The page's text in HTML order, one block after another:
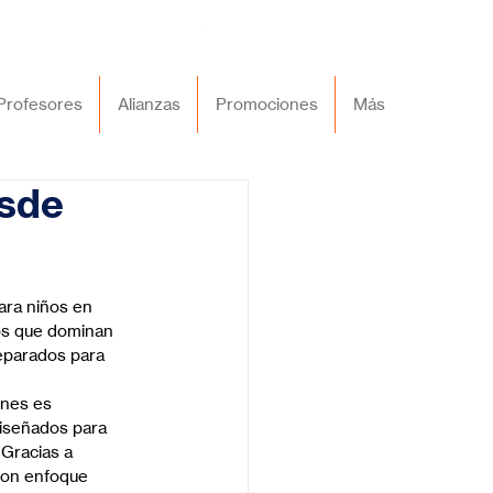
Alianzas Promociones Más
niños en
que dominan
para
es
para
a
enfoque